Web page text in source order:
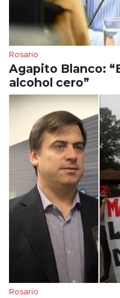
Rosario
Agapito Blanco:
alcohol cero”
Rosario